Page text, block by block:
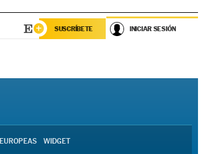
SUSCRÍBETE INICIAR SESIÓN
EUROPEAS WIDGET